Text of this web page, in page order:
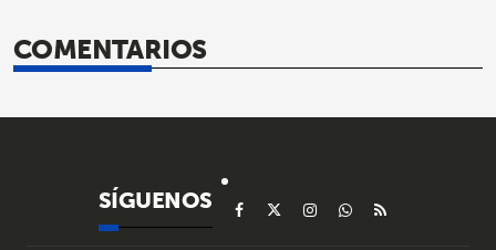
COMENTARIOS
SÍGUENOS